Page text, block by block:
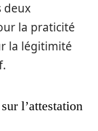
deux
la praticité
la légitimité
l’attestation